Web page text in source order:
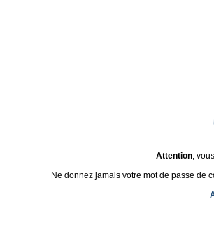
Attention,
Ne donnez jamais votre mot de passe de